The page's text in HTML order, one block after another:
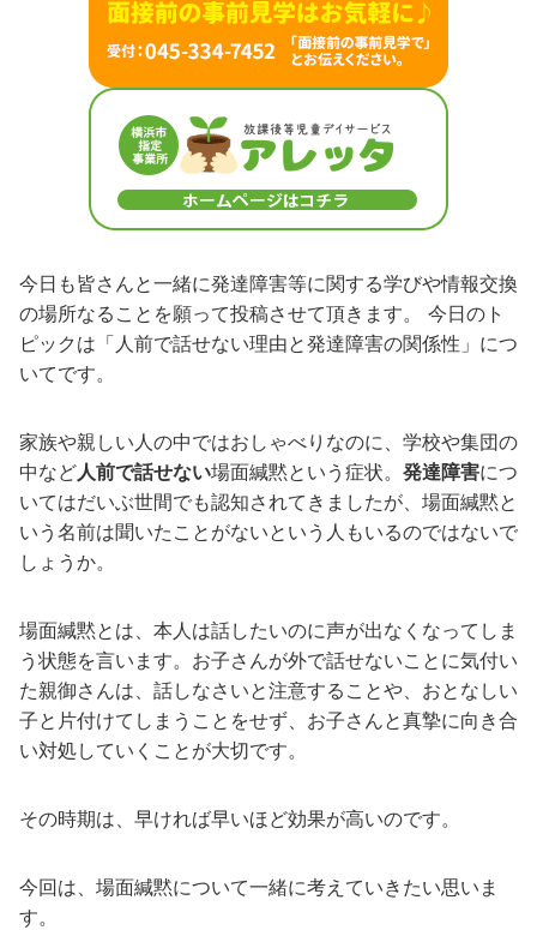
今日も皆さんと一緒に発達障害等に関する学びや情報交換
の場所なることを願って投稿させて頂きます。 今日のト
ピックは「人前で話せない理由と発達障害の関係性」につ
いてです。
家族や親しい人の中ではおしゃべりなのに、学校や集団の
中など人前で話せない場面緘黙という症状。 発達障害につ
いてはだいぶ世間でも認知されてきましたが、場面緘黙と
いう名前は聞いたことがないという人もいるのではないで
しょうか。
場面緘黙とは、本人は話したいのに声が出なくなってしま
う状態を言います。お子さんが外で話せないことに気付い
た親御さんは、話しなさいと注意することや、おとなしい
子と片付けてしまうことをせず、お子さんと真摯に向き合
い対処していくことが大切です。
その時期は、早ければ早いほど効果が高いのです。
今回は、場面緘黙について一緒に考えていきたい思いま
す。